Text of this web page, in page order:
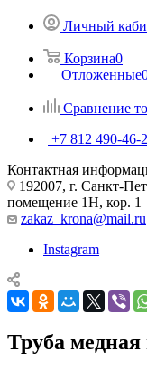
Личный
Корзина0
Отложенные
Сравнение
+7 812 490-46-
Контактная
192007, г. Санкт-
помещение 1Н, кор. 1
zakaz_krona@mail.ru
Instagram
Труба